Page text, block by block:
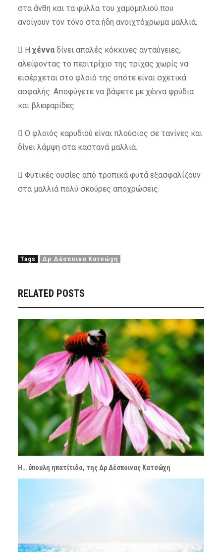
στα άνθη και τα φύλλα του χαμομηλιού που
ανοίγουν τον τόνο στα ήδη ανοιχτόχρωμα μαλλιά.
 Η χένναδίνει απαλές κόκκινες ανταύγειες,
αλείφοντας το περιτρίχιο της τρίχας χωρίς να
εισέρχεται στο φλοιό της οπότε είναι σχετικά
ασφαλής. Αποφύγετε να βάψετε με χέννα φρύδια
και βλεφαρίδες.
 Ο φλοιός καρυδιού είναι πλούσιος σε τανίνες και
δίνει λάμψη στα καστανά μαλλιά.
 Φυτικές ουσίες από τροπικά φυτά εξασφαλίζουν
στα μαλλιά πολύ σκούρες αποχρώσεις.
Tags Δρ Δέσποινα Κατσώχη
RELATED POSTS
Η… ύπουλη ηπατίτιδα, της Δρ Δέσποινας Κατσώχη